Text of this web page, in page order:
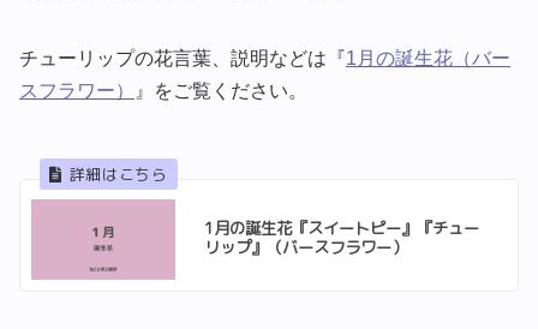
チューリップの花言葉、説明などは『1月の誕生花（バー
スフラワー）
』をご覧ください。
1月の誕生花『スイートピー』『チュー
リップ』（バースフラワー）